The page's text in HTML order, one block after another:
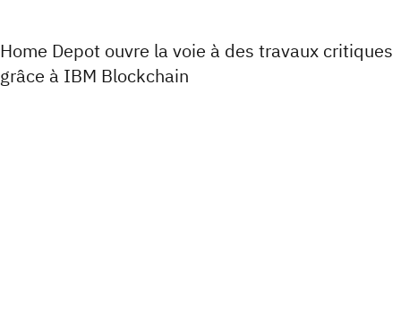
Home Depot ouvre la voie à des travaux critiques
grâce à IBM Blockchain